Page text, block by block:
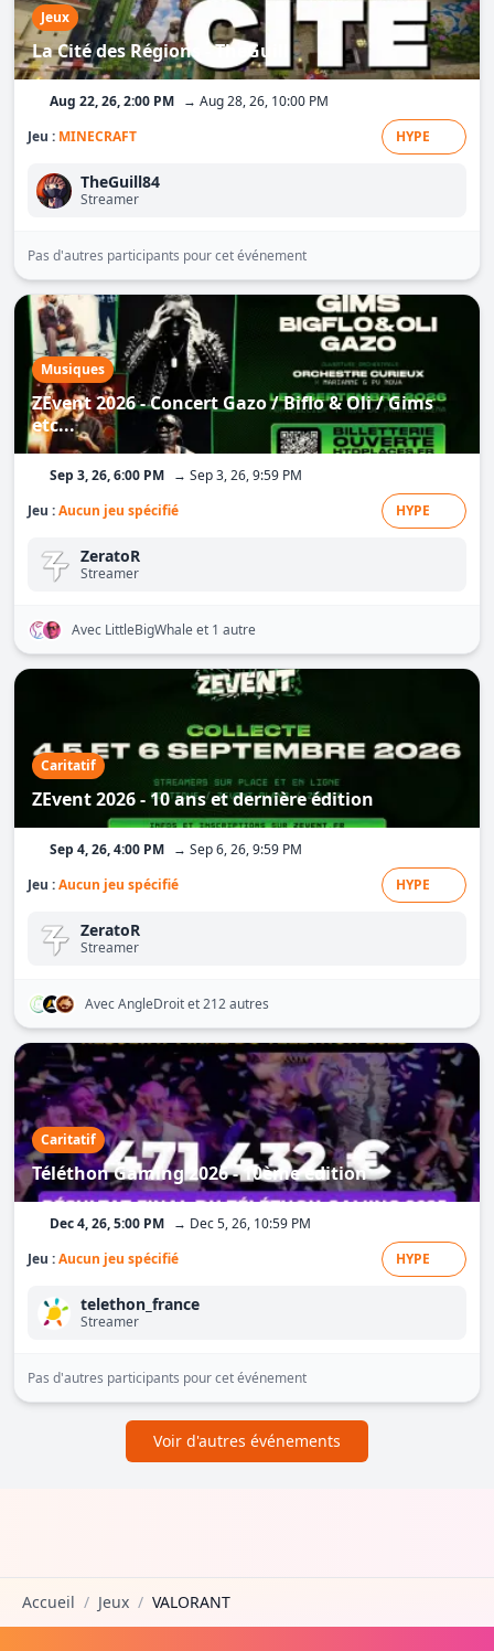
Jeux
La Cité des Régions - TheGuill
Aug 22, 26, 2:00 PM → Aug 28, 26, 10:00 PM
Jeu : MINECRAFT HYPE
TheGuill84
Streamer
Pas d'autres participants pour cet événement
Musiques
ZEvent 2026 - Concert Gazo / Biflo & Oli / Gims
etc...
Sep 3, 26, 6:00 PM → Sep 3, 26, 9:59 PM
Jeu :Aucun jeu spécifié HYPE
ZeratoR
Streamer
Avec LittleBigWhaleet 1 autre
Caritatif
ZEvent 2026 - 10 ans et dernière édition
Sep 4, 26, 4:00 PM → Sep 6, 26, 9:59 PM
Jeu :Aucun jeu spécifié HYPE
ZeratoR
Streamer
Avec AngleDroitet 212 autres
Caritatif
Téléthon Gaming 2026 - 10ème édition
Dec 4, 26, 5:00 PM → Dec 5, 26, 10:59 PM
Jeu :Aucun jeu spécifié HYPE
telethon_france
Streamer
Pas d'autres participants pour cet événement
Voir d'autres événements
Accueil / Jeux / VALORANT